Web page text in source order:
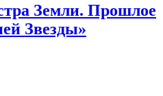
Земли. Прошлое
Звезды»